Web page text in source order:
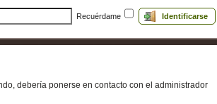
Recuérdame Identificarse
debería ponerse en contacto con el administrador